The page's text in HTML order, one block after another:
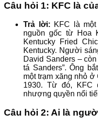
Câu hỏi 1: KFC là
Trả lời: KFC là
nguồn gốc từ Hoa
Kentucky Fried
Kentucky. Người
David Sanders –
tá Sanders”. Ông
một trạm xăng nhỏ
1930. Từ đó, KFC
nhượng quyền nổi
Câu hỏi 2: Ai là